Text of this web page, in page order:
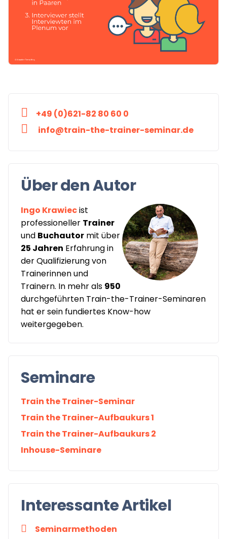
+49 (0)621-82 80 60 0
info@train-the-trainer-seminar.de
Über den Autor
Ingo Krawiecist
professioneller Trainer
und Buchautor mit über
25 Jahren Erfahrung in
der Qualifizierung von
Trainerinnen und
Trainern. In mehr als 950
durchgeführten Train-the-Trainer-Seminaren
hat er sein fundiertes Know-how
weitergegeben.
Seminare
Train the Trainer-Seminar
Train the Trainer-Aufbaukurs 1
Train the Trainer-Aufbaukurs 2
Inhouse-Seminare
Interessante Artikel
Seminarmethoden